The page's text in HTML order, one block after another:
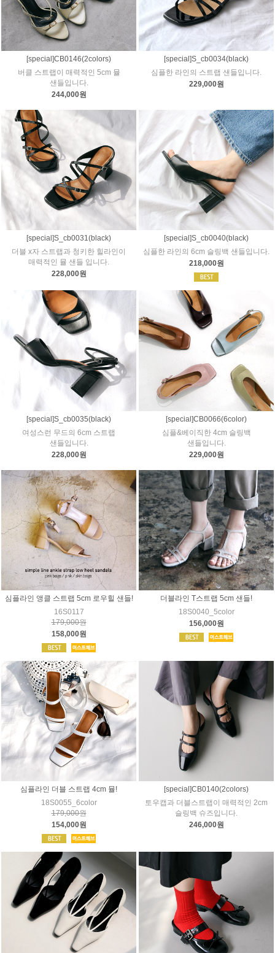
[special]CB0146(2colors)
버클 스트랩이 매력적인 5cm 뮬
샌들입니다.
244,000원
[special]S_cb0034(black)
심플한 라인의 스트랩 샌들입니다.
229,000원
[special]S_cb0031(black)
더블 x자 스트랩과 청키한 힐라인이
매력적인 뮬 샌들 입니다.
228,000원
[special]S_cb0040(black)
심플한 라인의 6cm 슬링백 샌들입니다.
218,000원
[special]S_cb0035(black)
여성스런 무드의 6cm 스트랩
샌들입니다.
228,000원
[special]CB0066(6color)
심플&베이직한 4cm 슬링백
샌들입니다.
229,000원
심플라인 앵클 스트랩 5cm 로우힐 샌들!
16S0117
179,000원
158,000원
더블라인 T스트랩 5cm 샌들!
18S0040_5color
156,000원
심플라인 더블 스트랩 4cm 뮬!
18S0055_6color
179,000원
154,000원
[special]CB0140(2colors)
토우캡과 더블스트랩이 매력적인 2cm
슬링백 슈즈입니다.
246,000원